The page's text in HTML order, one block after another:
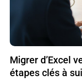
Migrer d’Excel
étapes clés à